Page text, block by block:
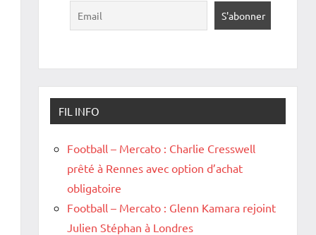
FIL INFO
Football – Mercato : Charlie Cresswell
prêté à Rennes avec option d’achat
obligatoire
Football – Mercato : Glenn Kamara rejoint
Julien Stéphan à Londres